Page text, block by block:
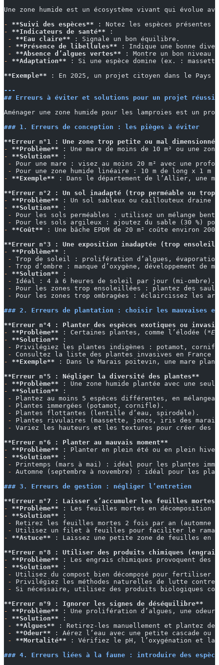
Une zone humide est un écosystème vivant qui évolue
-
**Suivi des espèces** : Notez les espèces présentes
-
**Indicateurs de santé** :
-
**Eau claire** : Signale un bon équilibre.
-
**Présence de libellules** : Indique une bonne
-
**Absence d’algues vertes** : Montre un bon niveau
-
**Adaptation** : Si une espèce domine (ex. :
**Exemple** : En 2025, un projet citoyen dans le Pays
---
## Erreurs à éviter et solutions pour un projet réussi
Aménager une zone humide pour les lamproies est
### 1. Erreurs de conception : les pièges à éviter
**Erreur n°1 : Une zone trop petite ou mal
-
**Problème** : Une mare de moins de 10 m² ou une
-
**Solution** :
-
Pour une mare : visez au moins 20 m² avec une
-
Pour une zone humide linéaire : 10 m de long x 1 m
-
**Exemple** : Dans le département de l’Allier, une
**Erreur n°2 : Un sol inadapté (trop perméable ou
-
**Problème** : Un sol sableux ou caillouteux draine
-
**Solution** :
-
Pour les sols perméables : utilisez un mélange
-
Pour les sols argileux : ajoutez du sable (30 %)
-
**Coût** : Une bâche EPDM de 20 m² coûte environ
**Erreur n°3 : Une exposition inadaptée (trop
-
**Problème** :
-
Trop de soleil : prolifération d’algues,
-
Trop d’ombre : manque d’oxygène, développement de
-
**Solution** :
-
Idéal : 4 à 6 heures de soleil par jour (mi-ombre).
-
Pour les zones trop ensoleillées : plantez des
-
Pour les zones trop ombragées : éclaircissez les
### 2. Erreurs de plantation : choisir les mauvaises
**Erreur n°4 : Planter des espèces exotiques ou
-
**Problème** : Certaines plantes, comme l’élodée (
-
**Solution** :
-
Privilégiez les plantes indigènes : potamot,
-
Consultez la liste des plantes invasives en
-
**Exemple** : Dans le Marais poitevin, une mare
**Erreur n°5 : Négliger la diversité des plantes**
-
**Problème** : Une zone humide plantée avec une
-
**Solution** :
-
Plantez au moins 5 espèces différentes, en
-
Plantes immergées (potamot, cornifle).
-
Plantes flottantes (lentille d’eau, spirodèle).
-
Plantes rivulaires (massette, joncs, iris des
-
Variez les hauteurs et les textures pour créer des
**Erreur n°6 : Planter au mauvais moment**
-
**Problème** : Planter en plein été ou en plein
-
**Solution** :
-
Printemps (mars à mai) : idéal pour les plantes
-
Automne (septembre à novembre) : idéal pour les
### 3. Erreurs de gestion : négliger l’entretien
**Erreur n°7 : Laisser s’accumuler les feuilles
-
**Problème** : Les feuilles mortes en décomposition
-
**Solution** :
-
Retirez les feuilles mortes 2 fois par an (automne
-
Utilisez un filet à feuilles pour faciliter le
-
**Astuce** : Laissez une petite zone de feuilles en
**Erreur n°8 : Utiliser des produits chimiques
-
**Problème** : Les engrais chimiques provoquent
-
**Solution** :
-
Utilisez du compost bien décomposé pour fertiliser
-
Privilégiez les méthodes naturelles de lutte
-
Si nécessaire, utilisez des produits biologiques
**Erreur n°9 : Ignorer les signes de déséquilibre**
-
**Problème** : Une prolifération d’algues, une odeur
-
**Solution** :
-
**Algues** : Retirez-les manuellement et plantez des
-
**Odeur** : Aérez l’eau avec une petite cascade ou
-
**Mortalité** : Vérifiez le pH, l’oxygénation et la
### 4. Erreurs liées à la faune : introduire des